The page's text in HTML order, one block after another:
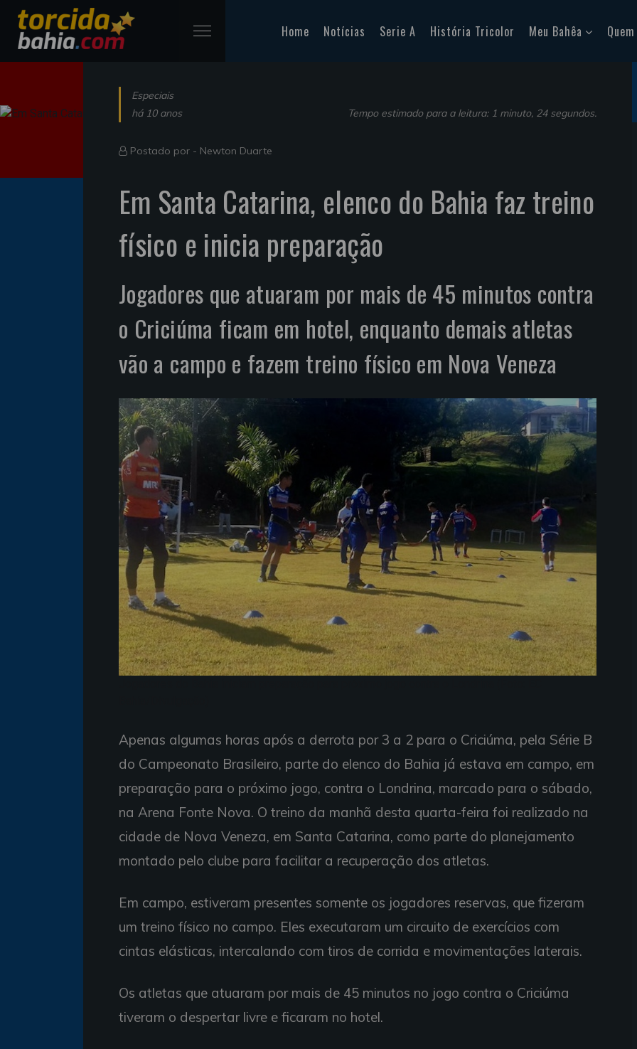
Home Notícias Serie A História Tricolor Meu Bahêa
Especiais
há 10 anos
Tempo estimado para a leitura: 1 minuto, 24 segundos.
Postado por - Newton Duarte
Em Santa Catarina, elenco do Bahia faz treino
físico e inicia preparação
Jogadores que atuaram por mais de 45 minutos contra
o Criciúma ficam em hotel, enquanto demais atletas
vão a campo e fazem treino físico em Nova Veneza
Apenas algumas horas após a derrota por 3 a 2 para o Criciúma, pela Série B
do Campeonato Brasileiro, parte do elenco do Bahia já estava em campo, em
preparação para o próximo jogo, contra o Londrina, marcado para o sábado,
na Arena Fonte Nova. O treino da manhã desta quarta-feira foi realizado na
cidade de Nova Veneza, em Santa Catarina, como parte do planejamento
montado pelo clube para facilitar a recuperação dos atletas.
Em campo, estiveram presentes somente os jogadores reservas, que fizeram
um treino físico no campo. Eles executaram um circuito de exercícios com
cintas elásticas, intercalando com tiros de corrida e movimentações laterais.
Os atletas que atuaram por mais de 45 minutos no jogo contra o Criciúma
tiveram o despertar livre e ficaram no hotel.